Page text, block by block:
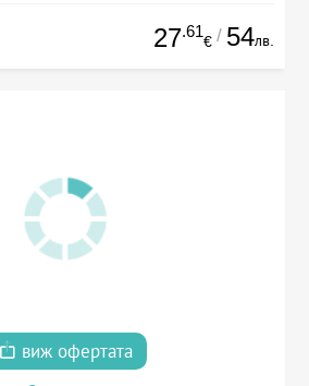
27.61
€ / 54лв.
виж офертата